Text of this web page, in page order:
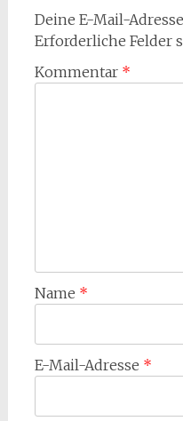
Deine E-Mail-
Erforderliche Felder
Kommentar *
Name *
E-Mail-Adresse *